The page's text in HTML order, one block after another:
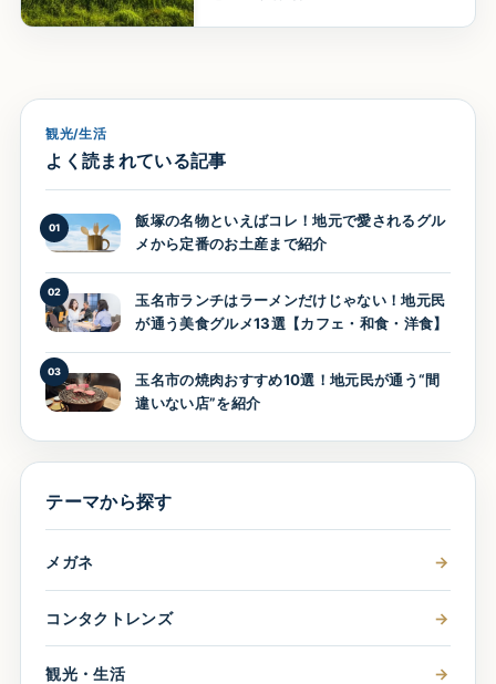
観光/生活
よく読まれている記事
01
飯塚の名物といえばコレ！地元で愛されるグル
メから定番のお土産まで紹介
02
玉名市ランチはラーメンだけじゃない！地元民
が通う美食グルメ13選【カフェ・和食・洋食】
03
玉名市の焼肉おすすめ10選！地元民が通う“間
違いない店”を紹介
テーマから探す
メガネ →
コンタクトレンズ →
観光・生活 →